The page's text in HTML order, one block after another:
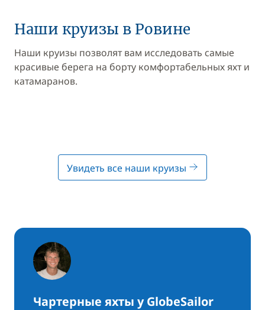
Наши круизы в Ровине
Наши круизы позволят вам исследовать самые
красивые берега на борту комфортабельных яхт и
катамаранов.
Увидеть все наши круизы
Чартерные яхты у GlobeSailor